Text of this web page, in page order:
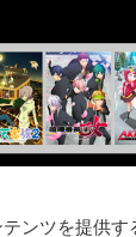
ンツを提供す